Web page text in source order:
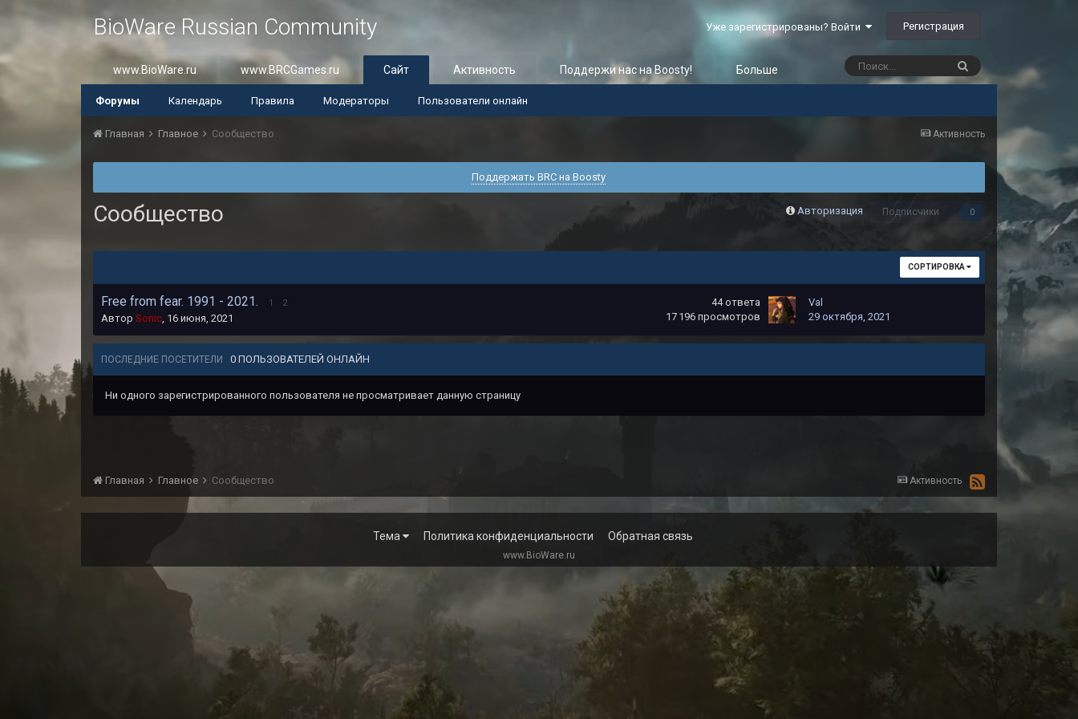
BioWare Russian Community Уже зарегистрированы? Войти Регистрация
www.BioWare.ru www.BRCGames.ru Сайт
Форумы Календарь Правила Модераторы Пользователи онлайн
Активность Поддержи нас на Boosty! Больше
Активность
Главная Главное Сообщество
Поддержать BRC на Boosty
Сообщество Авторизация Подписчики 0
СОРТИРОВКА
Free from fear. 1991 - 2021. 1 2
Автор Sonic, 16 июня, 2021
44 ответа
17 196 просмотров
Vаl
29 октября, 2021
ПОСЛЕДНИЕ ПОСЕТИТЕЛИ 0 ПОЛЬЗОВАТЕЛЕЙ ОНЛАЙН
Ни одного зарегистрированного пользователя не просматривает данную страницу
Активность
Главная Главное Сообщество
Тема Политика конфиденциальности Обратная связь
www.BioWare.ru